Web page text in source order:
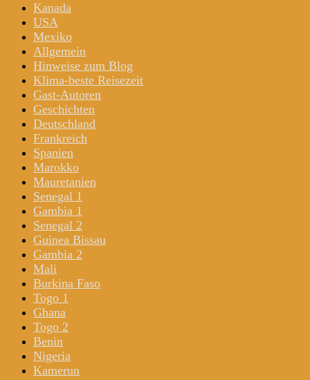
Kanada
USA
Mexiko
Allgemein
Hinweise zum Blog
Klima-beste Reisezeit
Gast-Autoren
Geschichten
Deutschland
Frankreich
Spanien
Marokko
Mauretanien
Senegal 1
Gambia 1
Senegal 2
Guinea Bissau
Gambia 2
Mali
Burkina Faso
Togo 1
Ghana
Togo 2
Benin
Nigeria
Kamerun